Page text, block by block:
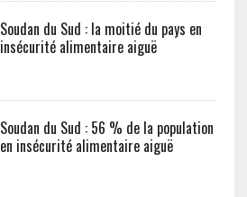
Soudan du Sud : la moitié du pays en
insécurité alimentaire aiguë
Soudan du Sud : 56 % de la population
en insécurité alimentaire aiguë